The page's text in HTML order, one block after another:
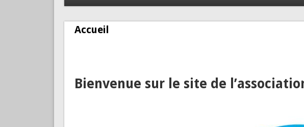
Accueil
Bienvenue sur le site de